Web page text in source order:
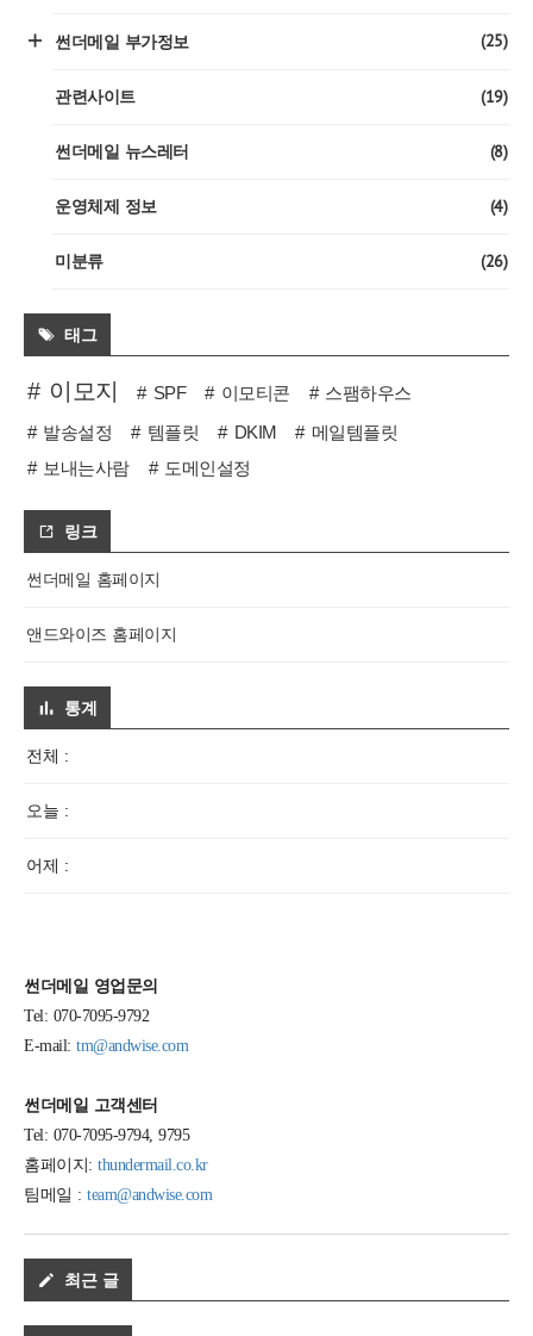
썬더메일 부가정보 (25)
관련사이트 (19)
썬더메일 뉴스레터 (8)
운영체제 정보 (4)
미분류 (26)
태그
이모지 SPF 이모티콘
스팸하우스
발송설정
템플릿 DKIM
메일템플릿
보내는사람
도메인설정
링크
썬더메일 홈페이지
앤드와이즈 홈페이지
통계
전체 :
오늘 :
어제 :
썬더메일 영업문의
Tel: 070-7095-9792
E-mail: tm@andwise.com
썬더메일 고객센터
Tel: 070-7095-9794, 9795
홈페이지: thundermail.co.kr
팀메일 : team@andwise.com
최근 글